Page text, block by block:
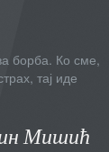
борба. Ко сме,
тај иде
Мишић